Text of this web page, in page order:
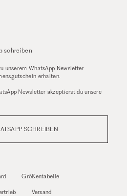
schreiben
unserem WhatsApp Newsletter
erhalten.
Newsletter akzeptierst du unsere
SCHREIBEN
Größentabelle
Versand